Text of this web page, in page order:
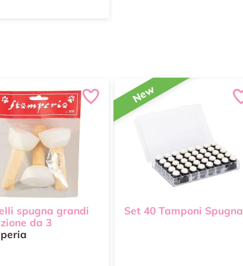
spugna grandi
da 3
New
Set 40 Tamponi Spugna